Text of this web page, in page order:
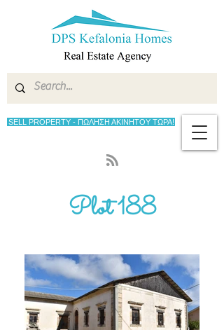
SELL PROPERTY - ΠΩΛΗΣΗ ΑΚΙΝΗΤΟΥ ΤΩΡΑ!
Plot 188